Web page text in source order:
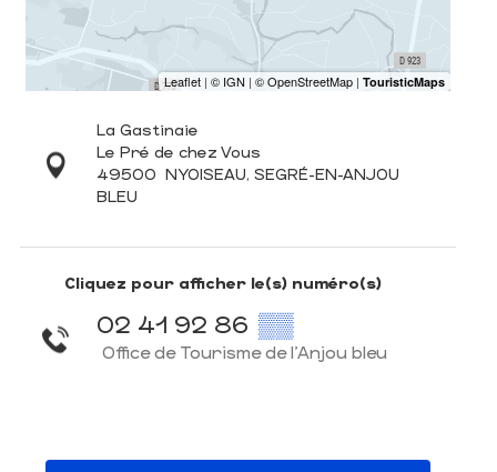
La Gastinaie
Le Pré de chez Vous
49500 NYOISEAU, SEGRÉ-EN-ANJOU
BLEU
Cliquez pour afficher le(s) numéro(s)
02 41 92 86 ▒▒
Office de Tourisme de l'Anjou bleu